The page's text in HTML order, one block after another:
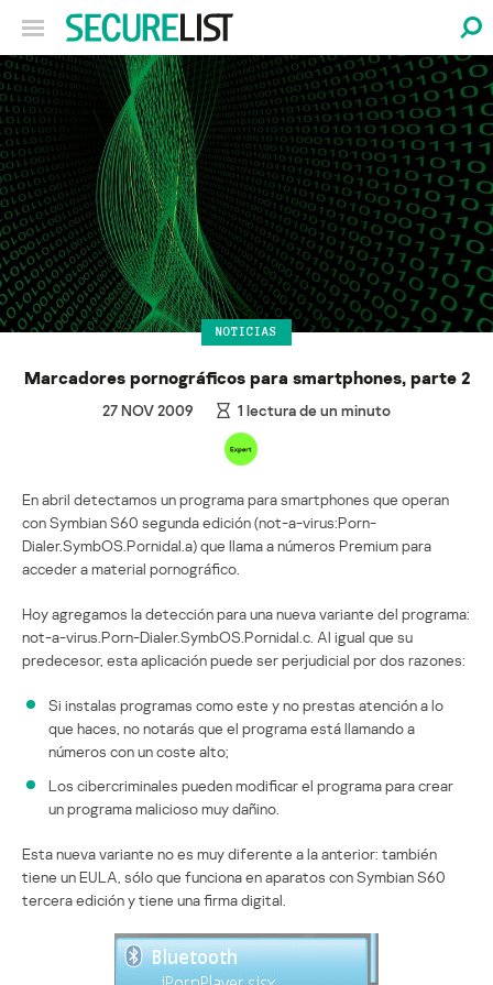
NOTICIAS
Marcadores pornográficos para smartphones, parte 2
27 NOV 2009 1 lectura de un minuto
En abril detectamos un programa para smartphones que operan
con Symbian S60 segunda edición (not-a-virus:Porn-
Dialer.SymbOS.Pornidal.a) que llama a números Premium para
acceder a material pornográfico.
Hoy agregamos la detección para una nueva variante del programa:
not-a-virus.Porn-Dialer.SymbOS.Pornidal.c. Al igual que su
predecesor, esta aplicación puede ser perjudicial por dos razones:
Si instalas programas como este y no prestas atención a lo
que haces, no notarás que el programa está llamando a
números con un coste alto;
Los cibercriminales pueden modificar el programa para crear
un programa malicioso muy dañino.
Esta nueva variante no es muy diferente a la anterior: también
tiene un EULA, sólo que funciona en aparatos con Symbian S60
tercera edición y tiene una firma digital.